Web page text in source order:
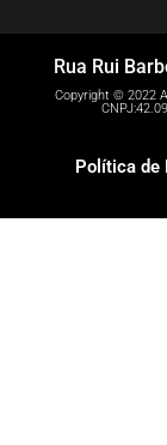
Rua Rui
Copyright © 2022
Política de